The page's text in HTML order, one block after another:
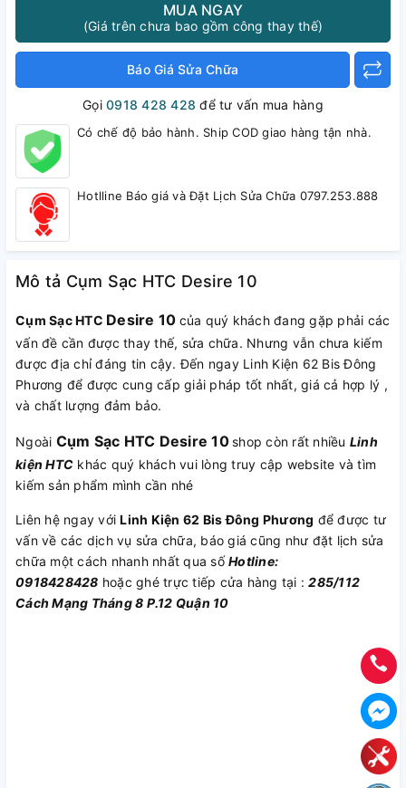
MUA NGAY
(Giá trên chưa bao gồm công thay thế)
Báo Giá Sửa Chữa
Gọi0918 428 428 để tư vấn mua hàng
Có chế độ bảo hành. Ship COD giao hàng tận nhà.
Hotlline Báo giá và Đặt Lịch Sửa Chữa 0797.253.888
Mô tả Cụm Sạc HTC Desire 10
Cụm Sạc HTC Desire 10 của quý khách đang gặp phải các
vấn đề cần được thay thế, sửa chữa. Nhưng vẫn chưa kiếm
được địa chỉ đáng tin cậy. Đến ngay Linh Kiện 62 Bis Đông
Phương để được cung cấp giải pháp tốt nhất, giá cả hợp lý ,
và chất lượng đảm bảo.
Ngoài Cụm Sạc HTC Desire 10 shop còn rất nhiều Linh
kiện HTC khác quý khách vui lòng truy cập website và tìm
kiếm sản phẩm mình cần nhé
Liên hệ ngay vớiLinh Kiện 62 Bis Đông Phương để được tư
vấn về các dịch vụ sửa chữa, báo giá cũng như đặt lịch sửa
chữa một cách nhanh nhất qua sốHotline:
0918428428 hoặc ghé trực tiếp cửa hàng tại :285/112
Cách Mạng Tháng 8 P.12 Quận 10